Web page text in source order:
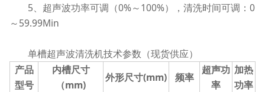
5、超声波功率可调（0%～100%），清洗时间可调：0
～59.99Min
单槽超声波清洗机技术参数（现货供应）
产品
型号
内槽尺寸
（mm)
外形尺寸(mm) 频率
超声功
率
加热
功率